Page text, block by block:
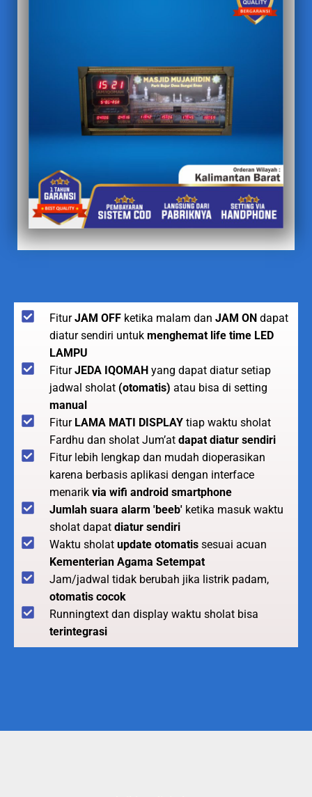
FiturJAM OFF ketika malam dan JAM ON dapat
diatur sendiri untuk menghemat life time LED
LAMPU
FiturJEDA IQOMAH yang dapat diatur setiap
jadwal sholat (otomatis) atau bisa di setting
manual
Fitur LAMA MATI DISPLAY tiap waktu sholat
Fardhu dan sholat Jum’at dapat diatur sendiri
Fitur lebih lengkap dan mudah dioperasikan
karena berbasis aplikasi dengan interface
menarik via wifi android smartphone
Jumlah suara alarm 'beeb' ketika masuk waktu
sholat dapat diatur sendiri
Waktu sholat update otomatis sesuai acuan
Kementerian Agama Setempat
Jam/jadwal tidak berubah jika listrik padam,
otomatis cocok
Runningtext dan display waktu sholat bisa
terintegrasi